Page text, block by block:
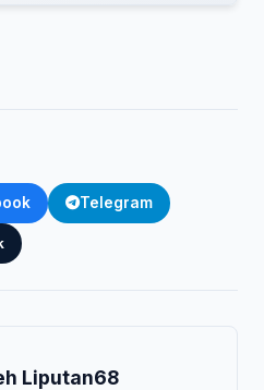
Telegram
Liputan68